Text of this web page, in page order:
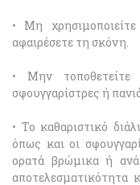
• Μη
αφαιρέσετε τη σκόνη.
• Μην τοποθετείτε
σφουγγαρίστρες ή
• Το καθαριστικό
όπως και οι
ορατά βρώμικα ή
αποτελεσματικότητα